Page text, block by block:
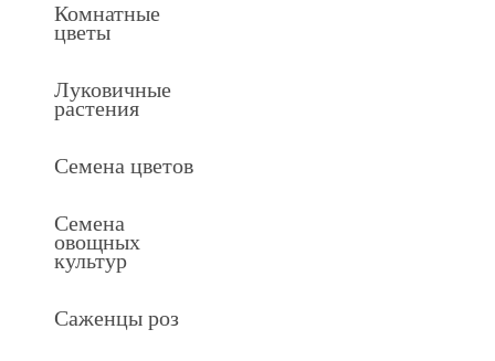
Комнатные
цветы
Луковичные
растения
Семена цветов
Семена
овощных
культур
Саженцы роз